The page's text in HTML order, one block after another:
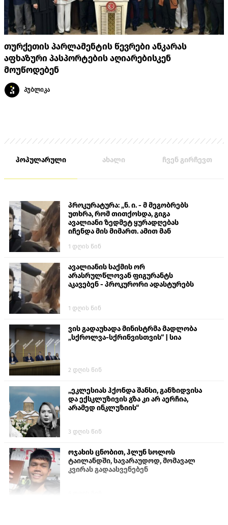
თურქეთის პარლამენტის წევრები ანკარას
აფხაზური პასპორტების აღიარებისკენ
მოუწოდებენ
პუბლიკა
პოპულარული ახალი ჩვენ გირჩევთ
პროკურატურა: „ნ. ი. - მ მეგობრებს
უთხრა, რომ თითქოსდა, გიგა
ავალიანი ზედმეტ ყურადღებას
იჩენდა მის მიმართ. ამით მან
თავს დასხმოდა გიგა ავალიანს“
1 დღის წინ
ავალიანის საქმის ორ
არასრულწლოვან ფიგურანტს
აკავებენ - პროკურორი ადასტურებს
1 დღის წინ
ვის გადაუხადა მინისტრმა მადლობა
„სქროლვა-სქრინვისთვის“ | სია
2 დღის წინ
„ეკლესიას ჰქონდა შანსი, განზიდვისა
და ექსკლუზივის გზა კი არ აერჩია,
არამედ ინკლუზიის“
3 დღის წინ
ოჯახის ცნობით, ჰლუნ სოლოს
ტაილანდში, სავარაუდოდ, მომავალ
კვირას გადაასვენებენ